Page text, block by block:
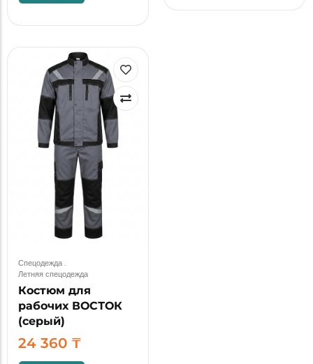
Спецодежда.
Летняя спецодежда
Костюм для
рабочих ВОСТОК
(серый)
24 360 ₸